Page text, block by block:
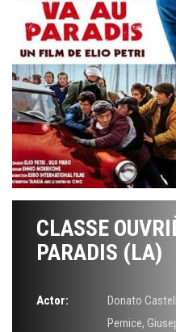
CLASSE
PARADIS (LA)
Actor: Donato
Pernice,